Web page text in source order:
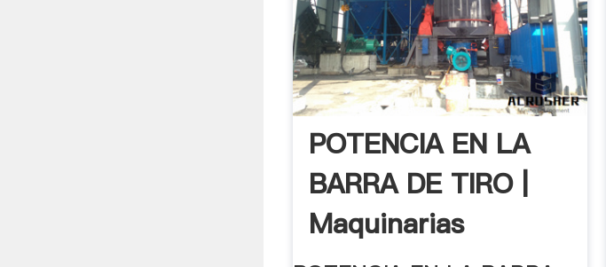
POTENCIA EN LA
BARRA DE TIRO |
Maquinarias